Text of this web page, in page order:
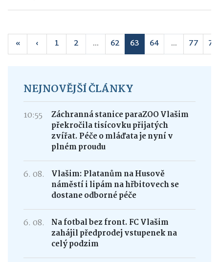
« ‹ 1 2 ... 62 63 64 ... 77 78
NEJNOVĚJŠÍ ČLÁNKY
10:55
Záchranná stanice paraZOO Vlašim
překročila tisícovku přijatých
zvířat. Péče o mláďata je nyní v
plném proudu
6. 08.
Vlašim: Platanům na Husově
náměstí i lipám na hřbitovech se
dostane odborné péče
6. 08.
Na fotbal bez front. FC Vlašim
zahájil předprodej vstupenek na
celý podzim